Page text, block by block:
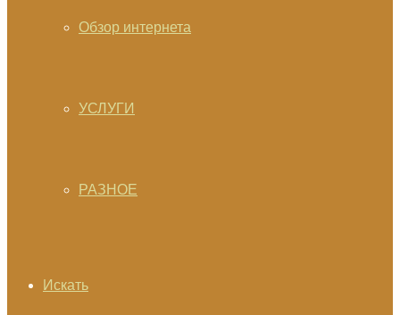
Обзор интернета
УСЛУГИ
РАЗНОЕ
Искать